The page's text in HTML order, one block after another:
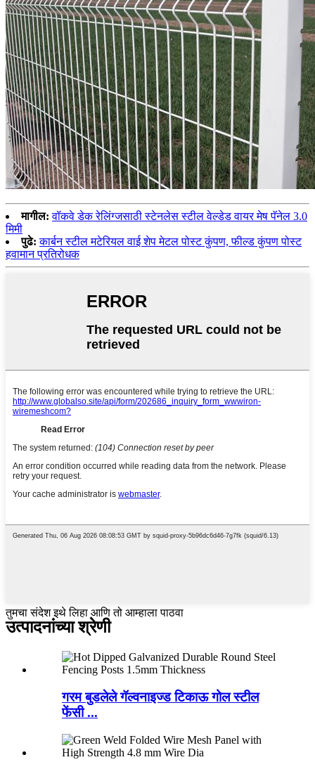
मागील: वॉकवे डेक रेलिंग्जसाठी स्टेनलेस स्टील वेल्डेड वायर मेष पॅनेल 3.0
मिमी
पुढे: कार्बन स्टील मटेरियल वाई शेप मेटल पोस्ट कुंपण, फील्ड कुंपण पोस्ट
हवामान प्रतिरोधक
तुमचा संदेश इथे लिहा आणि तो आम्हाला पाठवा
उत्पादनांच्या श्रेणी
गरम बुडलेले गॅल्वनाइज्ड टिकाऊ गोल स्टील
फेंसी ...